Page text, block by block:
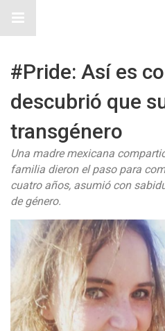
#Pride: Así es
descubrió que
transgénero
Una madre mexicana
familia dieron el paso para
cuatro años, asumió con
de género.